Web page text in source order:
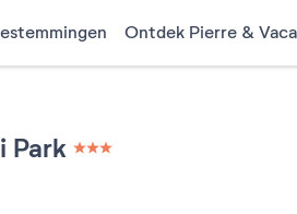
Ontdek Pierre &
Park